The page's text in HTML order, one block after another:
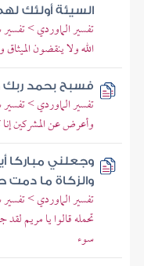
السيئة أولئك
تفسير الماوردي >
الله ولا ينقضون
فسبح بحمد
تفسير الماوردي >
وأعرض عن المشركين إنا
وجعلني مباركا
والزكاة ما دمت
تفسير الماوردي >
تحمله قالوا يا مريم
سوء